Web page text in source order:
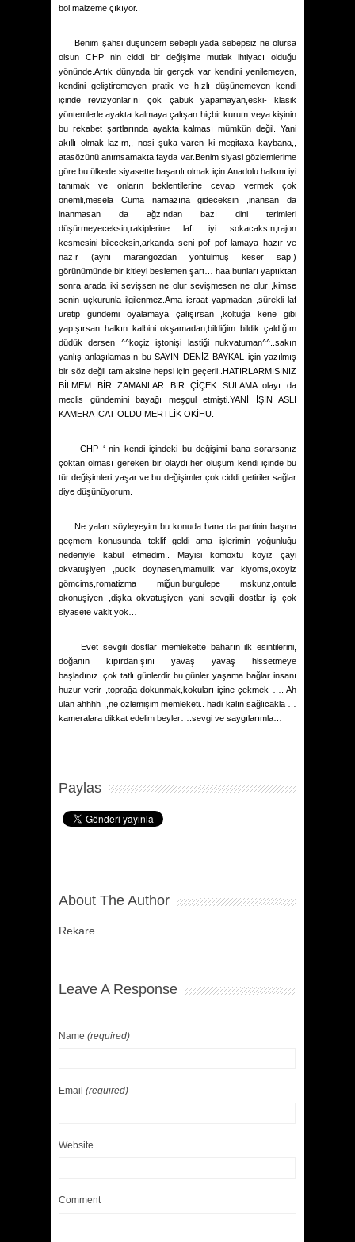
bol malzeme çıkıyor..
Benim şahsi düşüncem sebepli yada sebepsiz ne olursa
olsun CHP nin ciddi bir değişime mutlak ihtiyacı olduğu
yönünde.Artık dünyada bir gerçek var kendini yenilemeyen,
kendini geliştiremeyen pratik ve hızlı düşünemeyen kendi
içinde revizyonlarını çok çabuk yapamayan,eski- klasik
yöntemlerle ayakta kalmaya çalışan hiçbir kurum veya kişinin
bu rekabet şartlarında ayakta kalması mümkün değil. Yani
akıllı olmak lazım,, nosi şuka varen ki megitaxa kaybana,,
atasözünü anımsamakta fayda var.Benim siyasi gözlemlerime
göre bu ülkede siyasette başarılı olmak için Anadolu halkını iyi
tanımak ve onların beklentilerine cevap vermek çok
önemli,mesela Cuma namazına gideceksin ,inansan da
inanmasan da ağzından bazı dini terimleri
düşürmeyeceksin,rakiplerine lafı iyi sokacaksın,rajon
kesmesini bileceksin,arkanda seni pof pof lamaya hazır ve
nazır (aynı marangozdan yontulmuş keser sapı)
görünümünde bir kitleyi beslemen şart… haa bunları yaptıktan
sonra arada iki sevişsen ne olur sevişmesen ne olur ,kimse
senin uçkurunla ilgilenmez.Ama icraat yapmadan ,sürekli laf
üretip gündemi oyalamaya çalışırsan ,koltuğa kene gibi
yapışırsan halkın kalbini okşamadan,bildiğim bildik çaldığım
düdük dersen ^^koçiz iştonişi lastiği nukvatuman^^..sakın
yanlış anlaşılamasın bu SAYIN DENİZ BAYKAL için yazılmış
bir söz değil tam aksine hepsi için geçerli..HATIRLARMISINIZ
BİLMEM BİR ZAMANLAR BİR ÇİÇEK SULAMA olayı da
meclis gündemini bayağı meşgul etmişti.YANİ İŞİN ASLI
KAMERA İCAT OLDU MERTLİK OKİHU.
CHP ‘ nin kendi içindeki bu değişimi bana sorarsanız
çoktan olması gereken bir olaydı,her oluşum kendi içinde bu
tür değişimleri yaşar ve bu değişimler çok ciddi getiriler sağlar
diye düşünüyorum.
Ne yalan söyleyeyim bu konuda bana da partinin başına
geçmem konusunda teklif geldi ama işlerimin yoğunluğu
nedeniyle kabul etmedim.. Mayisi komoxtu köyiz çayi
okvatuşiyen ,pucik doynasen,mamulik var kiyoms,oxoyiz
gömcims,romatizma miğun,burgulepe mskunz,ontule
okonuşiyen ,dişka okvatuşiyen yani sevgili dostlar iş çok
siyasete vakit yok…
Evet sevgili dostlar memlekette baharın ilk esintilerini,
doğanın kıpırdanışını yavaş yavaş hissetmeye
başladınız..çok tatlı günlerdir bu günler yaşama bağlar insanı
huzur verir ,toprağa dokunmak,kokuları içine çekmek …. Ah
ulan ahhhh ,,ne özlemişim memleketi.. hadi kalın sağlıcakla …
kameralara dikkat edelim beyler….sevgi ve saygılarımla…
Paylas
About The Author
Rekare
Leave A Response
Name (required)
Email (required)
Website
Comment